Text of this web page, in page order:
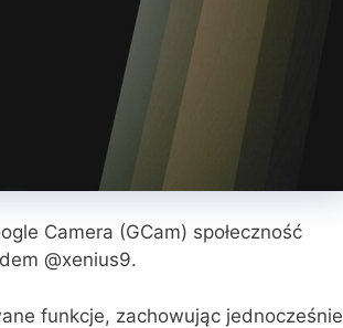
Camera (GCam) społeczność
@xenius9.
funkcje, zachowując jednocześnie